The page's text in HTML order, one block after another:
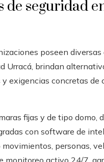
seguridad
poseen
Urracá, brindan
exigencias concretas de
fijas y de tipo domo,
con software de
personas,